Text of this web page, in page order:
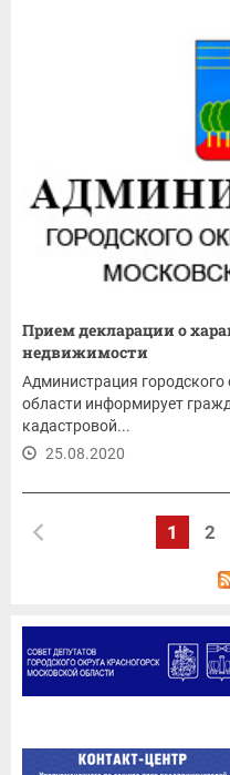
Прием декларации о
недвижимости
Администрация
области информирует
кадастровой...
25.08.2020
1 2